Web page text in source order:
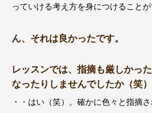
っていける考え方を身につけることが
ん、それは良かったです。
レッスンでは、指摘も厳しかっ
なったりしませんでしたか（笑）
・・はい（笑）。確かに色々と指摘